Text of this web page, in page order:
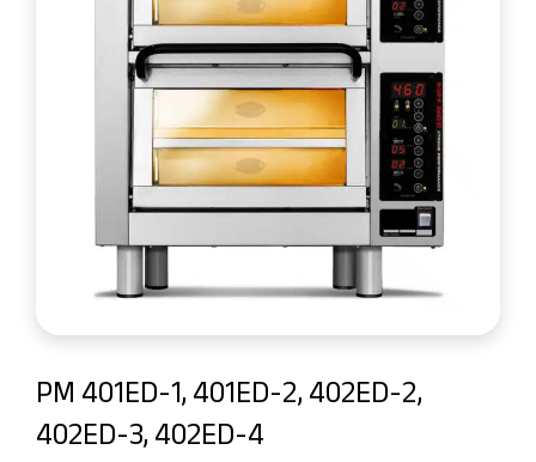
PM 401ED-1, 401ED-2, 402ED-2,
402ED-3, 402ED-4